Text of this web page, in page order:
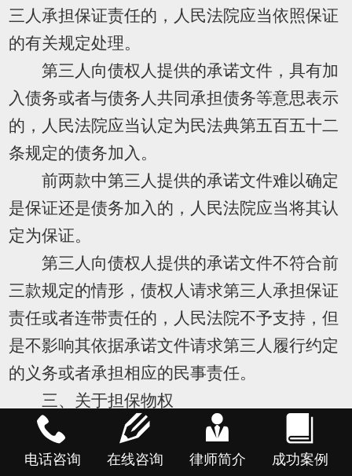
三人承担保证责任的，人民法院应当依照保证
的有关规定处理。
第三人向债权人提供的承诺文件，具有加
入债务或者与债务人共同承担债务等意思表示
的，人民法院应当认定为民法典第五百五十二
条规定的债务加入。
前两款中第三人提供的承诺文件难以确定
是保证还是债务加入的，人民法院应当将其认
定为保证。
第三人向债权人提供的承诺文件不符合前
三款规定的情形，债权人请求第三人承担保证
责任或者连带责任的，人民法院不予支持，但
是不影响其依据承诺文件请求第三人履行约定
的义务或者承担相应的民事责任。
三、关于担保物权
（一）担保合同与担保物权的效力
第三十七条当事人以所有权、使用权不明
电话咨询 在线咨询 律师简介 成功案例